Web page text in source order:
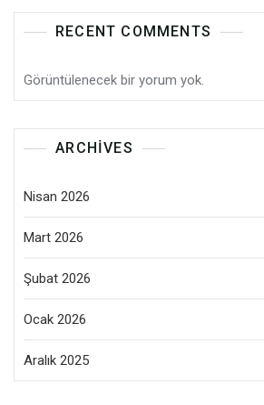
RECENT COMMENTS
Görüntülenecek bir yorum yok.
ARCHIVES
Nisan 2026
Mart 2026
Şubat 2026
Ocak 2026
Aralık 2025